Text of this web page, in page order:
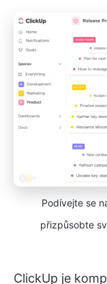
Podívejte se
přizpůsobte
ClickUp je